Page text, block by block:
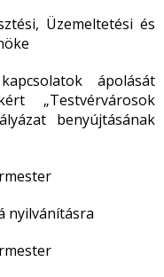
Üzemeltetési és
ápolását
„Testvérvárosok
benyújtásának
nyilvánításra